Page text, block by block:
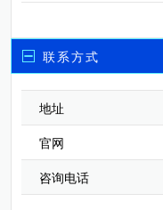
联系方式
地址
官网
咨询电话